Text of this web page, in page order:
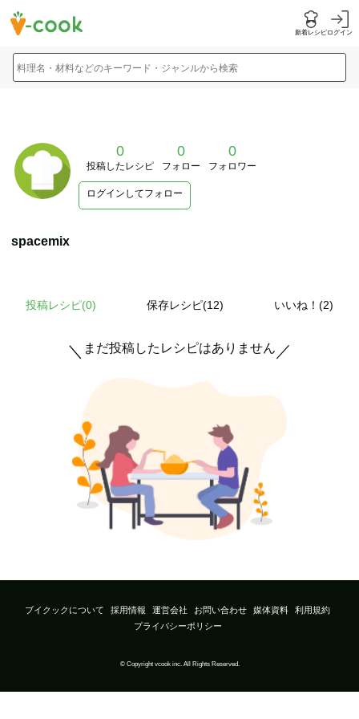
新着レシピログイン
料理名・材料などのキーワード・ジャンルから検索
0
投稿したレシピ
0
フォロー
0
フォロワー
ログインしてフォロー
spacemix
投稿レシピ(0) 保存レシピ(12) いいね！(2)
＼ まだ投稿したレシピはありません ／
ブイクックについて 採用情報 運営会社 お問い合わせ 媒体資料
利用規約
プライバシーポリシー
© Copyright vcook inc. All Rights Reserved.